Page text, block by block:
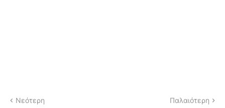
Νεότερη Παλαιότερη